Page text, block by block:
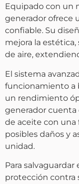
Equipado con un
generador ofrece
confiable. Su
mejora la
de aire,
El sistema
funcionamiento a
un rendimiento
generador cuenta
de aceite con una
posibles daños y
unidad.
Para
protección contra